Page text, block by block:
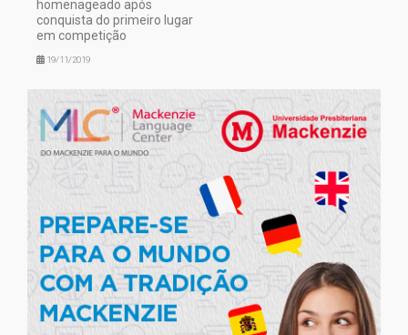
homenageado após
conquista do primeiro lugar
em competição
19/11/2019